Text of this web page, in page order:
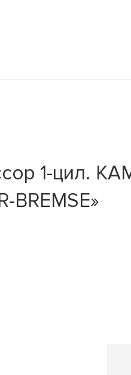
1-цил.
BREMSE»